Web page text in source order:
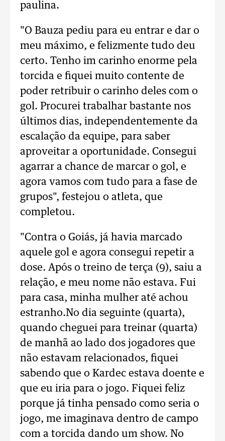
paulina.
"O Bauza pediu para eu entrar e dar o
meu máximo, e felizmente tudo deu
certo. Tenho im carinho enorme pela
torcida e fiquei muito contente de
poder retribuir o carinho deles com o
gol. Procurei trabalhar bastante nos
últimos dias, independentemente da
escalação da equipe, para saber
aproveitar a oportunidade. Consegui
agarrar a chance de marcar o gol, e
agora vamos com tudo para a fase de
grupos", festejou o atleta, que
completou.
"Contra o Goiás, já havia marcado
aquele gol e agora consegui repetir a
dose. Após o treino de terça (9), saiu a
relação, e meu nome não estava. Fui
para casa, minha mulher até achou
estranho.No dia seguinte (quarta),
quando cheguei para treinar (quarta)
de manhã ao lado dos jogadores que
não estavam relacionados, fiquei
sabendo que o Kardec estava doente e
que eu iria para o jogo. Fiquei feliz
porque já tinha pensado como seria o
jogo, me imaginava dentro de campo
com a torcida dando um show. No